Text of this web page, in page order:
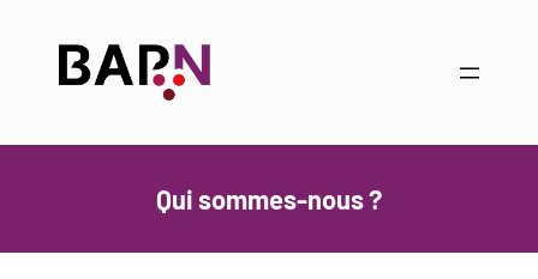
contenu
Qui sommes-nous ?